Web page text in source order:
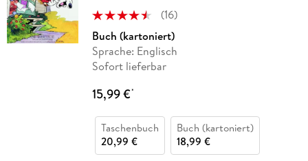
(16)
Buch (kartoniert)
Sprache: Englisch
Sofort lieferbar
15,99 €*
Taschenbuch
20,99 €
Buch (kartoniert)
18,99 €